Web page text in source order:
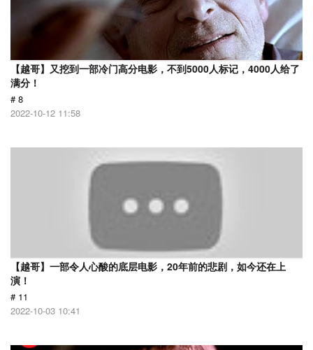
【越哥】又挖到一部冷门高分电影，不到5000人标记，4000人给了
满分！
# 8
2022-10-12 11:58
【越哥】一部令人心酸的底层电影，20年前的悲剧，如今还在上
演！
# 11
2022-10-03 10:41